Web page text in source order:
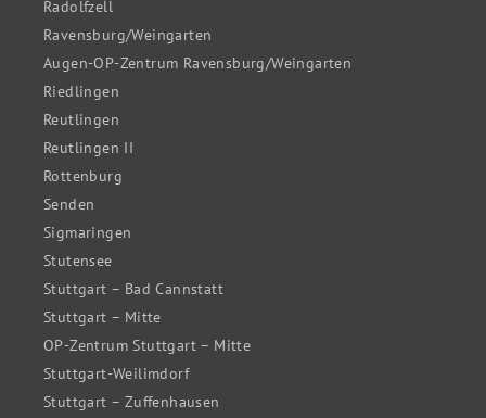
Radolfzell
Ravensburg/Weingarten
Augen-OP-Zentrum Ravensburg/Weingarten
Riedlingen
Reutlingen
Reutlingen II
Rottenburg
Senden
Sigmaringen
Stutensee
Stuttgart – Bad Cannstatt
Stuttgart – Mitte
OP-Zentrum Stuttgart – Mitte
Stuttgart-Weilimdorf
Stuttgart – Zuffenhausen